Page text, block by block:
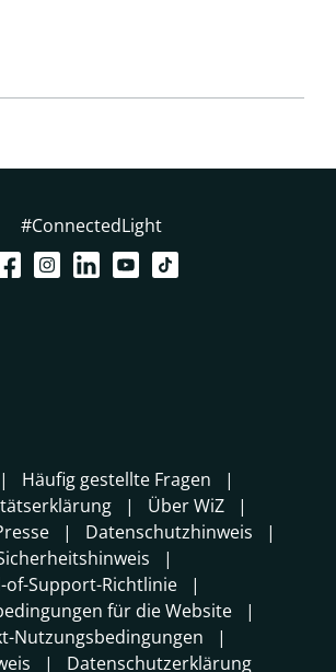
#ConnectedLight
Häufig gestellte Fragen
Über WiZ
Datenschutzhinweis
of-Support-Richtlinie
für die Website
Nutzungsbedingungen
Datenschutzerklärung